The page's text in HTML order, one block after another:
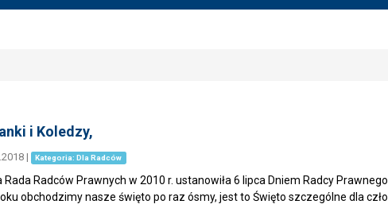
i Koledzy,
| Kategoria: Dla Radców
Rada Radców Prawnych w 2010 r. ustanowiła 6 lipca Dniem Radcy Prawnego.
obchodzimy nasze święto po raz ósmy, jest to Święto szczególne dla